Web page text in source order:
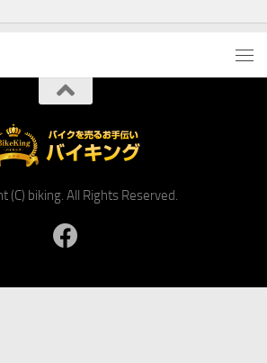
(C) biking. All Rights Reserved.